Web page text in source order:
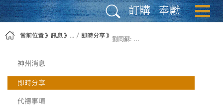
訂購 奉獻
當前位置 訊息 即時分享 劉同蘇: 石頭的落處
神州消息
即時分享
代禱事項